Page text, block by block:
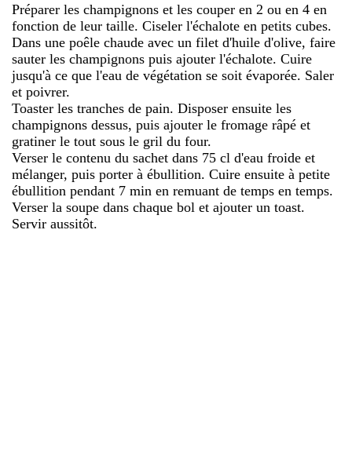
Préparer les champignons et les couper en 2 ou en 4 en
fonction de leur taille. Ciseler l'échalote en petits cubes.
Dans une poêle chaude avec un filet d'huile d'olive, faire
sauter les champignons puis ajouter l'échalote. Cuire
jusqu'à ce que l'eau de végétation se soit évaporée. Saler
et poivrer.
Toaster les tranches de pain. Disposer ensuite les
champignons dessus, puis ajouter le fromage râpé et
gratiner le tout sous le gril du four.
Verser le contenu du sachet dans 75 cl d'eau froide et
mélanger, puis porter à ébullition. Cuire ensuite à petite
ébullition pendant 7 min en remuant de temps en temps.
Verser la soupe dans chaque bol et ajouter un toast.
Servir aussitôt.